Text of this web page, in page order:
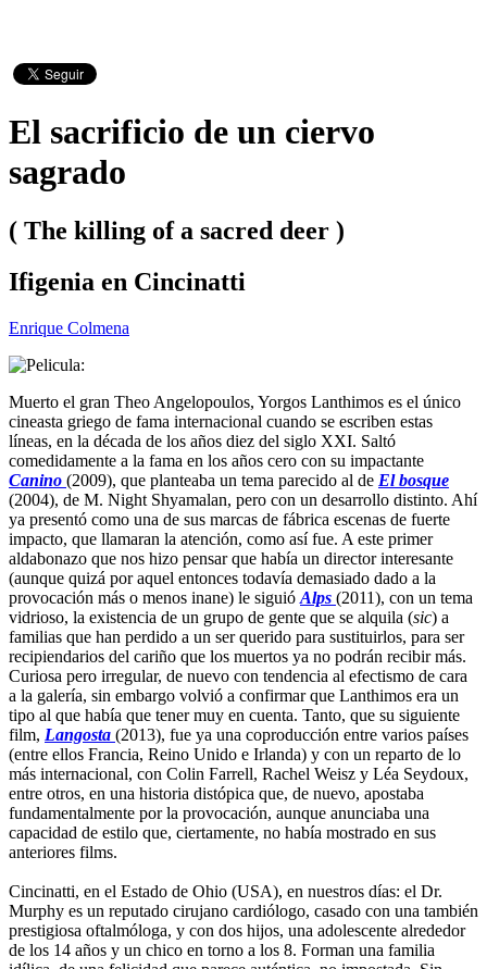
El sacrificio de un ciervo
sagrado
( The killing of a sacred deer )
Ifigenia en Cincinatti
Enrique Colmena
Muerto el gran Theo Angelopoulos, Yorgos Lanthimos es el único
cineasta griego de fama internacional cuando se escriben estas
líneas, en la década de los años diez del siglo XXI. Saltó
comedidamente a la fama en los años cero con su impactante
Canino (2009), que planteaba un tema parecido al de El bosque
(2004), de M. Night Shyamalan, pero con un desarrollo distinto. Ahí
ya presentó como una de sus marcas de fábrica escenas de fuerte
impacto, que llamaran la atención, como así fue. A este primer
aldabonazo que nos hizo pensar que había un director interesante
(aunque quizá por aquel entonces todavía demasiado dado a la
provocación más o menos inane) le siguió Alps (2011), con un tema
vidrioso, la existencia de un grupo de gente que se alquila (sic) a
familias que han perdido a un ser querido para sustituirlos, para ser
recipiendarios del cariño que los muertos ya no podrán recibir más.
Curiosa pero irregular, de nuevo con tendencia al efectismo de cara
a la galería, sin embargo volvió a confirmar que Lanthimos era un
tipo al que había que tener muy en cuenta. Tanto, que su siguiente
film, Langosta (2013), fue ya una coproducción entre varios países
(entre ellos Francia, Reino Unido e Irlanda) y con un reparto de lo
más internacional, con Colin Farrell, Rachel Weisz y Léa Seydoux,
entre otros, en una historia distópica que, de nuevo, apostaba
fundamentalmente por la provocación, aunque anunciaba una
capacidad de estilo que, ciertamente, no había mostrado en sus
anteriores films.
Cincinatti, en el Estado de Ohio (USA), en nuestros días: el Dr.
Murphy es un reputado cirujano cardiólogo, casado con una también
prestigiosa oftalmóloga, y con dos hijos, una adolescente alrededor
de los 14 años y un chico en torno a los 8. Forman una familia